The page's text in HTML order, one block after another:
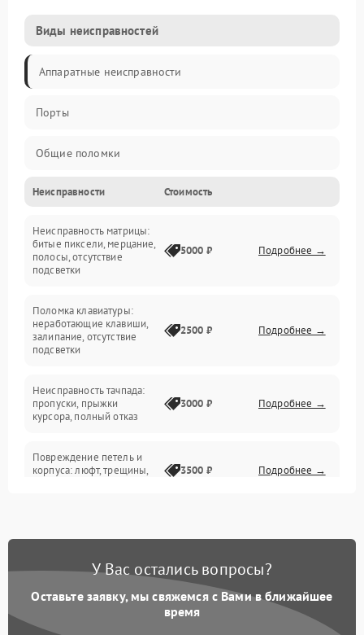
Виды неисправностей
Аппаратные неисправности
Порты
Общие поломки
Устройства
Программные ошибки
Электрические и системные сбои
Интерфейсные проблемы
Батарея
Сеть и интернет
Неисправности Стоимость
Неисправность матрицы:
битые пиксели, мерцание,
полосы, отсутствие
подсветки
5000 ₽ Подробнее →
Поломка клавиатуры:
неработающие клавиши,
залипание, отсутствие
подсветки
2500 ₽ Подробнее →
Неисправность тачпада:
пропуски, прыжки
курсора, полный отказ
3000 ₽ Подробнее →
Повреждение петель и
корпуса: люфт, трещины,
3500 ₽ Подробнее →
быстрая разрядка,
2500 ₽ Подробнее →
Неисправность зарядного
питания
2000 ₽ Подробнее →
У Вас остались вопросы?
Оставьте заявку, мы свяжемся с Вами в ближайшее
время